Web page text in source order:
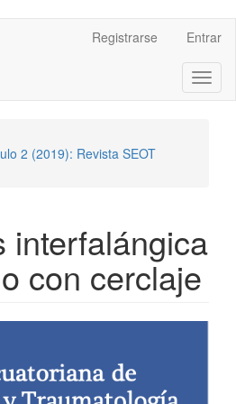
Registrarse Entrar
2 (2019): Revista SEOT
interfalángica
con cerclaje